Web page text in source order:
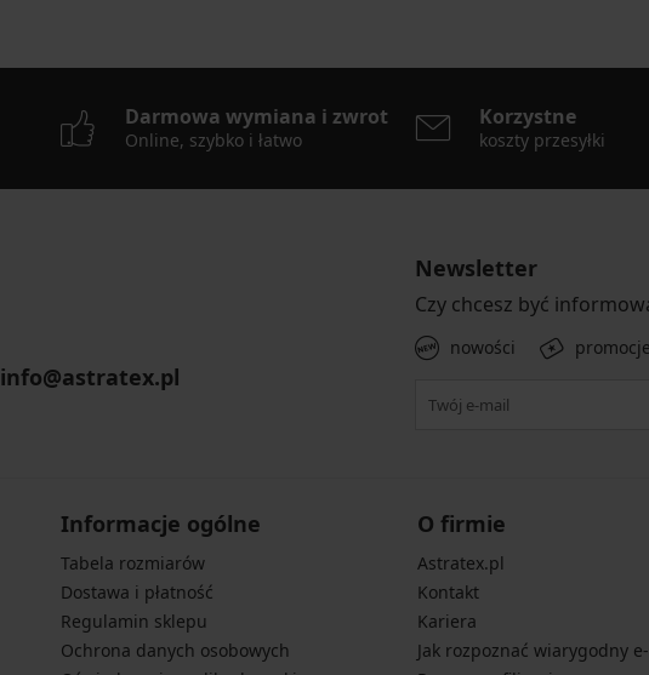
Darmowa wymiana i zwrot
Online, szybko i łatwo
Korzystne
koszty przesyłki
info@astratex.pl
Newsletter
Czy chcesz być
nowości promocje
Informacje ogólne
Tabela rozmiarów
Dostawa i płatność
Regulamin sklepu
Ochrona danych osobowych
O firmie
Astratex.pl
Kontakt
Kariera
Jak rozpoznać wiarygodny